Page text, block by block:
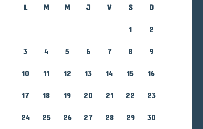
L M M J V S D
1 2
3 4 5 6 7 8 9
10 11 12 13 14 15 16
17 18 19 20 21 22 23
24 25 26 27 28 29 30